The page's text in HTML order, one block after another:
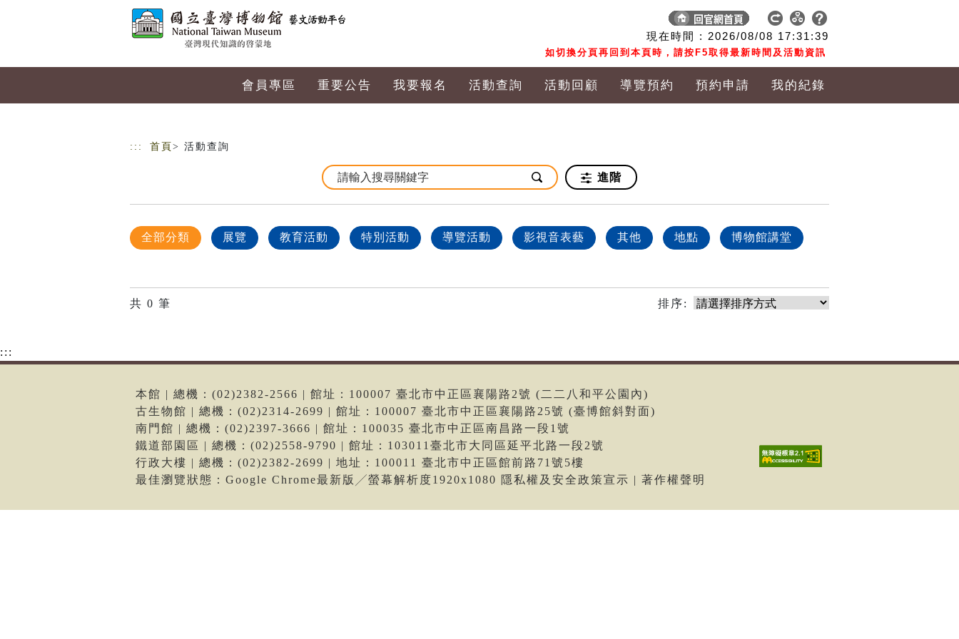
現在時間 : 2026/08/08 17:31:39
如切換分頁再回到本頁時，請按F5取得最新時間及活動資訊
會員專區 重要公告 我要報名 活動查詢 活動回顧 導覽預約 預約申請 我的紀錄
::: 首頁 > 活動查詢
進階
全部分類 展覽 教育活動 特別活動 導覽活動 影視音表藝 其他 地點 博物館講堂
共 0 筆 排序:
:::
本館 | 總機：(02)2382-2566 | 館址：100007 臺北市中正區襄陽路2號 (二二八和平公園內)
古生物館 | 總機：(02)2314-2699 | 館址：100007 臺北市中正區襄陽路25號 (臺博館斜對面)
南門館 | 總機：(02)2397-3666 | 館址：100035 臺北市中正區南昌路一段1號
鐵道部園區 | 總機：(02)2558-9790 | 館址：103011臺北市大同區延平北路一段2號
行政大樓 | 總機：(02)2382-2699 | 地址：100011 臺北市中正區館前路71號5樓
最佳瀏覽狀態：Google Chrome最新版╱螢幕解析度1920x1080 隱私權及安全政策宣示 | 著作權聲明